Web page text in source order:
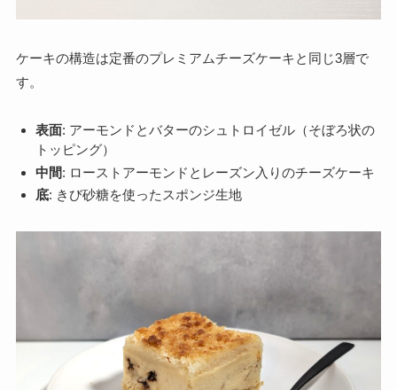
ケーキの構造は定番のプレミアムチーズケーキと同じ3層で
す。
表面: アーモンドとバターのシュトロイゼル（そぼろ状の
トッピング）
中間: ローストアーモンドとレーズン入りのチーズケーキ
底: きび砂糖を使ったスポンジ生地